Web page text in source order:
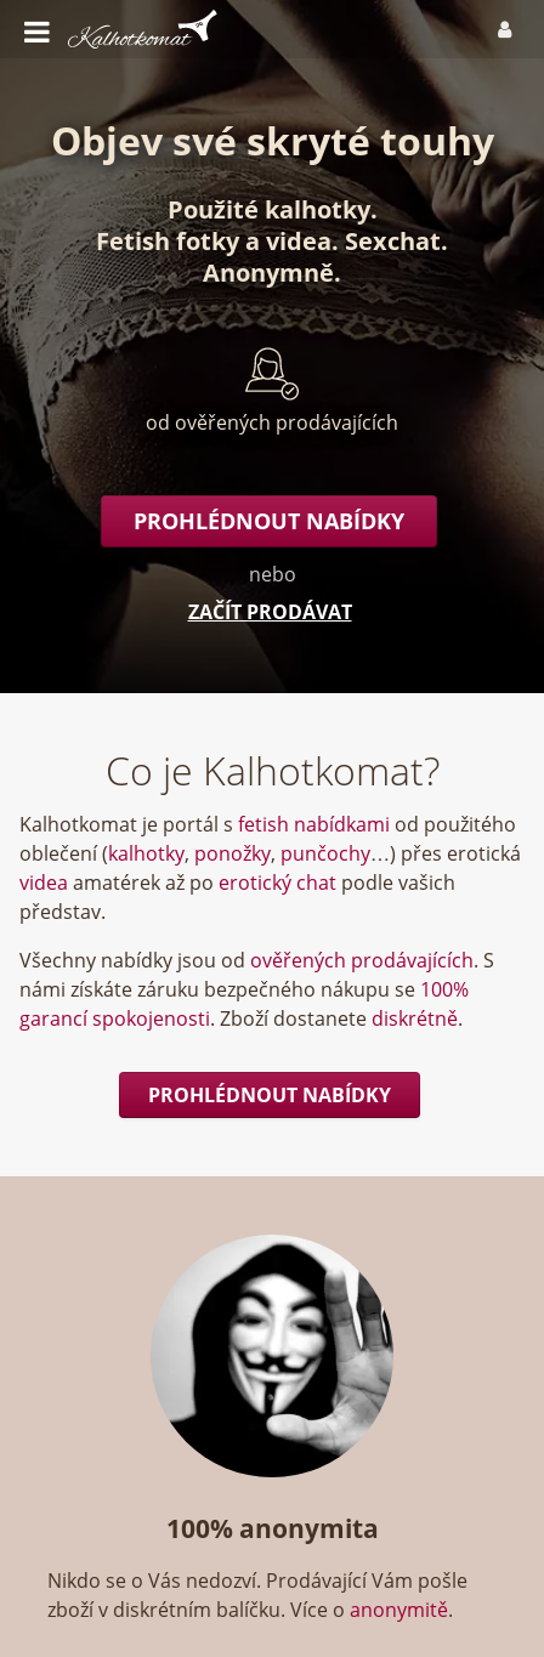
Objev své skryté touhy
Použité kalhotky.
Fetish fotkyavidea.Sexchat.
Anonymně.
od ověřených prodávajících
PROHLÉDNOUT NABÍDKY
nebo
ZAČÍT PRODÁVAT
Co je Kalhotkomat?
Kalhotkomat je portál s fetish nabídkami od použitého
oblečení (kalhotky, ponožky, punčochy…) přes erotická
videa amatérek až po erotický chat podle vašich
představ.
Všechny nabídky jsou od ověřených prodávajících. S
námi získáte záruku bezpečného nákupu se 100%
garancí spokojenosti. Zboží dostanete diskrétně.
PROHLÉDNOUT NABÍDKY
100% anonymita
Nikdo se o Vás nedozví. Prodávající Vám pošle
zboží v diskrétním balíčku. Více oanonymitě.